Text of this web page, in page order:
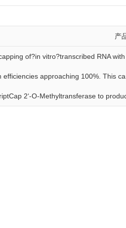
产
of?in vitro?transcribed RNA
efficiencies approaching 100%. This
2‘-O-Methyltransferase to